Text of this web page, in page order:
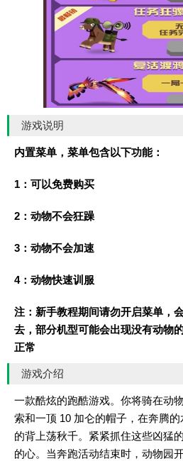
游戏说明
内置菜单，菜单包含以下功能：
1：可以免费购买
2：动物不会狂躁
3：动物不会加速
4：动物快速训服
注：新手教程期间请勿开启菜单，
去，部分机型可能会出现没有动物
正常
游戏介绍
一款酷炫的跑酷游戏。你将骑在动
索和一顶 10 加仑的帽子，在奔腾
的背上荡秋千。紧紧抓住这些凶猛
的心。当奔跑活动结束时，动物园